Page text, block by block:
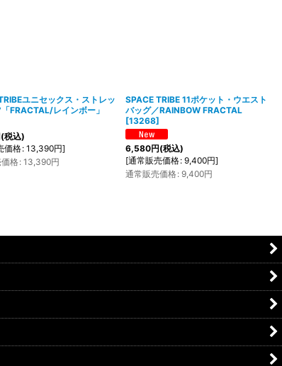
ユニセックス・ストレッ
FRACTAL/レインボー」
(税込)
価格: 13,390円]
格: 13,390円
SPACE TRIBE 11ポケット・ウエスト
バッグ／RAINBOW FRACTAL
[13268]
6,580円(税込)
[通常販売価格: 9,400円]
通常販売価格: 9,400円